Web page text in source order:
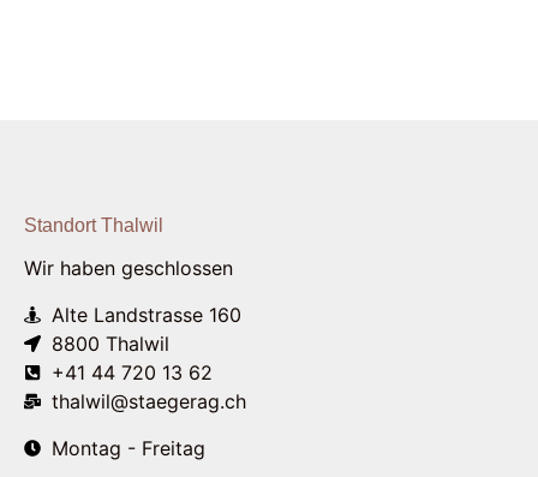
Standort Thalwil
Wir haben geschlossen
Alte Landstrasse 160
8800 Thalwil
+41 44 720 13 62
thalwil@staegerag.ch
Montag - Freitag